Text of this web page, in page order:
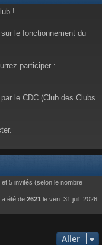
!
le fonctionnement du
participer :
le CDC (Club des Clubs
5 invités (selon le nombre
a été de 2621 le ven. 31 juil. 2026
Aller